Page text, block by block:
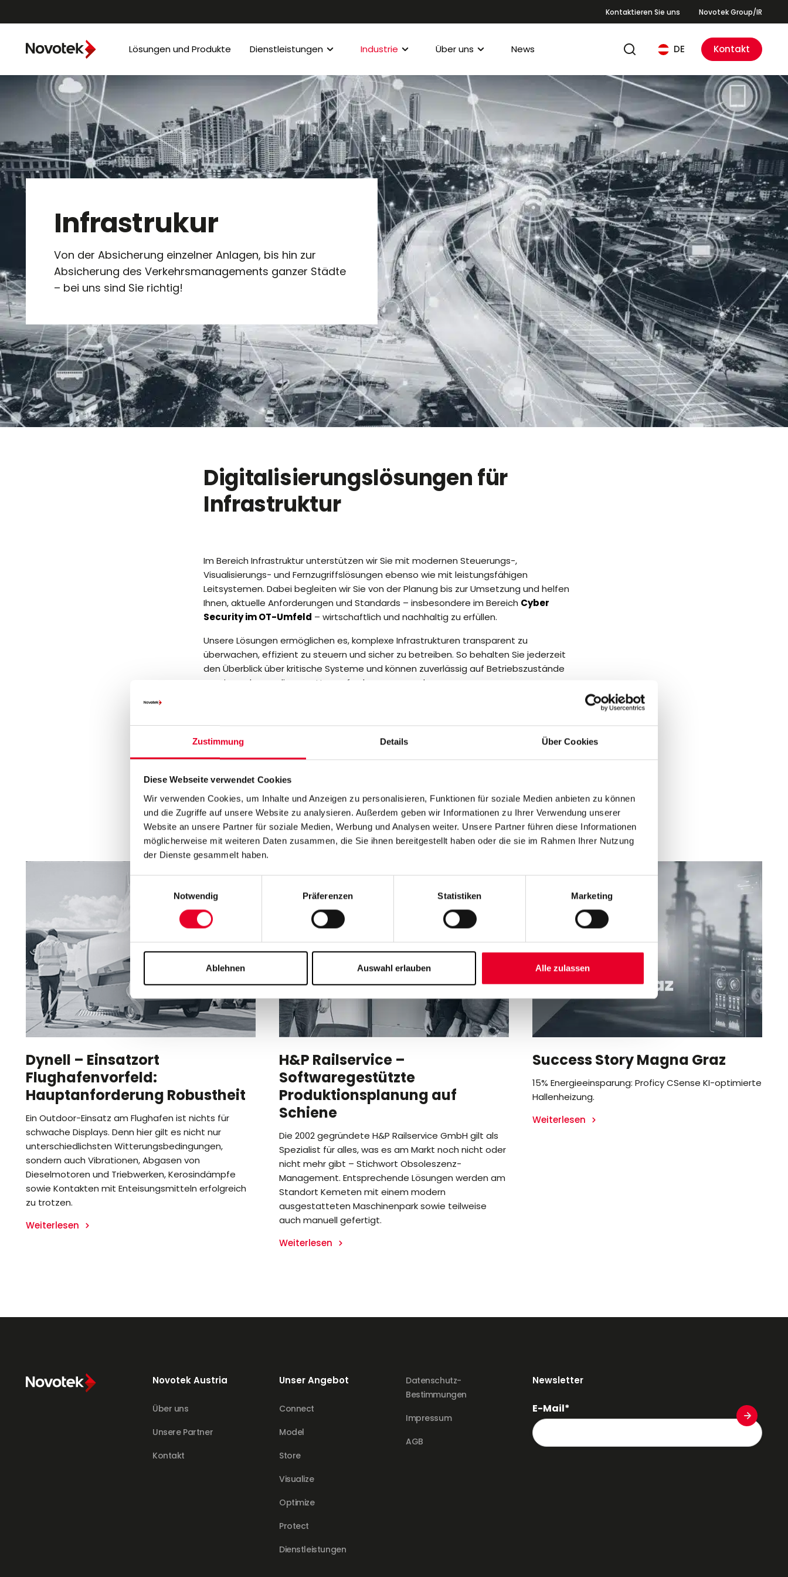
Zustimmung Details Über Cookies
Diese Webseite verwendet Cookies
Wir verwenden Cookies, um Inhalte und Anzeigen zu personalisieren, Funktionen für soziale Medien anbieten zu können
und die Zugriffe auf unsere Website zu analysieren. Außerdem geben wir Informationen zu Ihrer Verwendung unserer
Website an unsere Partner für soziale Medien, Werbung und Analysen weiter. Unsere Partner führen diese Informationen
möglicherweise mit weiteren Daten zusammen, die Sie ihnen bereitgestellt haben oder die sie im Rahmen Ihrer Nutzung
der Dienste gesammelt haben.
Notwendig
Präferenzen Statistiken Marketing
Ablehnen Auswahl erlauben Alle zulassen
Kontaktieren Sie uns Novotek Group/IR
Lösungen und Produkte Dienstleistungen Industrie Über uns News DE Kontakt
Infrastrukur
Von der Absicherung einzelner Anlagen, bis hin zur
Absicherung des Verkehrsmanagements ganzer Städte
– bei uns sind Sie richtig!
Digitalisierungslösungen für
Infrastruktur
Im Bereich Infrastruktur unterstützen wir Sie mit modernen Steuerungs-,
Visualisierungs- und Fernzugriffslösungen ebenso wie mit leistungsfähigen
Leitsystemen. Dabei begleiten wir Sie von der Planung bis zur Umsetzung und helfen
Ihnen, aktuelle Anforderungen und Standards – insbesondere im Bereich Cyber
Security im OT-Umfeld – wirtschaftlich und nachhaltig zu erfüllen.
Unsere Lösungen ermöglichen es, komplexe Infrastrukturen transparent zu
überwachen, effizient zu steuern und sicher zu betreiben. So behalten Sie jederzeit
den Überblick über kritische Systeme und können zuverlässig auf Betriebszustände
reagieren, bevor diese zu Herausforderungen werden.
Lösungen für unterschiedlichste Anforderungen. Damit schaffen wir die Grundlage für
einen stabilen, sicheren und effizienten Betrieb moderner Infrastrukturen.
Referenzen
Dynell – Einsatzort
Flughafenvorfeld:
Hauptanforderung Robustheit
Ein Outdoor-Einsatz am Flughafen ist nichts für
schwache Displays. Denn hier gilt es nicht nur
unterschiedlichsten Witterungsbedingungen,
sondern auch Vibrationen, Abgasen von
Dieselmotoren und Triebwerken, Kerosindämpfe
sowie Kontakten mit Enteisungsmitteln erfolgreich
zu trotzen.
Weiterlesen
H&P Railservice –
Softwaregestützte
Produktionsplanung auf
Schiene
Die 2002 gegründete H&P Railservice GmbH gilt als
Spezialist für alles, was es am Markt noch nicht oder
nicht mehr gibt – Stichwort Obsoleszenz-
Management. Entsprechende Lösungen werden am
Standort Kemeten mit einem modern
ausgestatteten Maschinenpark sowie teilweise
auch manuell gefertigt.
Weiterlesen
Success Story Magna Graz
15% Energieeinsparung: Proficy CSense KI-optimierte
Hallenheizung.
Weiterlesen
Novotek Austria
Über uns
Unsere Partner
Kontakt
Unser Angebot
Connect
Model
Store
Visualize
Optimize
Protect
Dienstleistungen
Datenschutz-
Bestimmungen
Impressum
AGB
Newsletter
E-Mail*